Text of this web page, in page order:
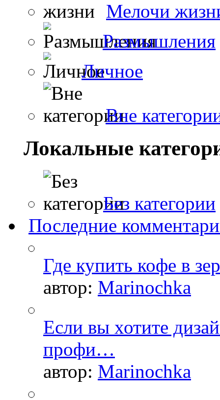
Мелочи
Размышления
Личное
Вне
Локальные
Без категории
Последние
Где купить кофе в
автор: Marinochka
Если вы хотите
профи…
автор: Marinochka